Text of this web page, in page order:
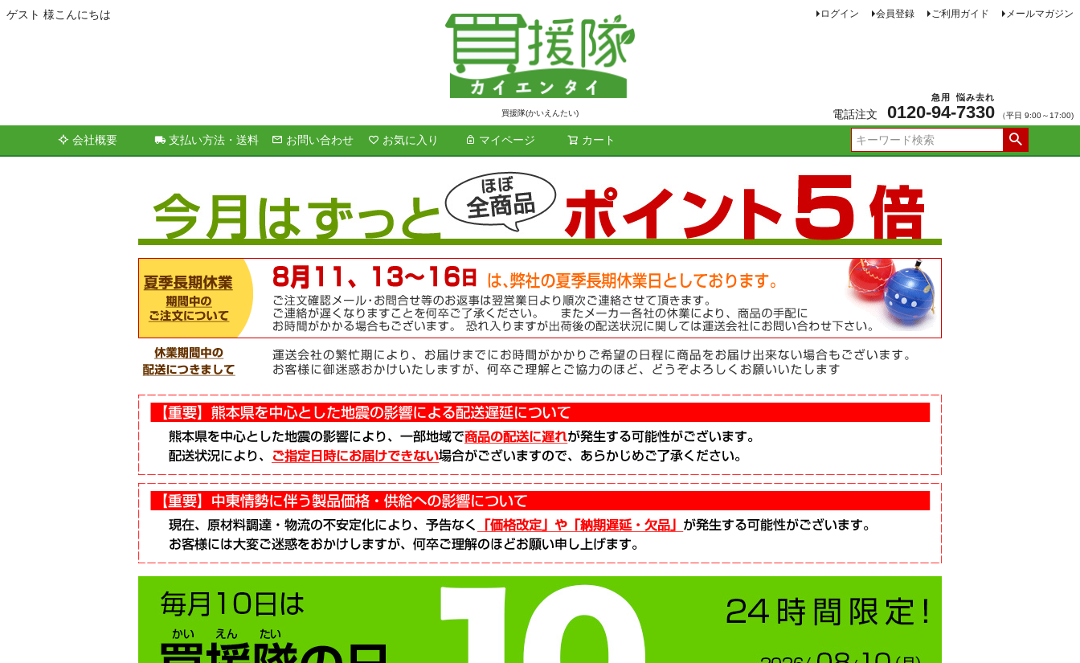
ゲスト 様こんにちは
買援隊(かいえんたい)
ログイン 会員登録 ご利用ガイド メールマガジン
電話注文 0120-94
急用
-7330
悩み去れ
（平日 9:00～17:00)
会社概要 支払い方法・送料 お問い合わせ お気に入り マイページ カート
検索